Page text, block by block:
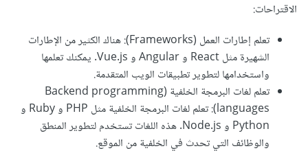
الاقتراحات:
تعلم إطارات العمل (Frameworks): هناك الكثير من الإطارات
الشهيرة مثل React و Angular و Vue.js. يمكنك تعلمها
واستخدامها لتطوير تطبيقات الويب المتقدمة.
تعلم لغات البرمجة الخلفية (Backend programming
languages): تعلم لغات البرمجة الخلفية مثل PHP و Ruby و
Python و Node.js. هذه اللغات تستخدم لتطوير المنطق
والوظائف التي تحدث في الخلفية من الموقع.